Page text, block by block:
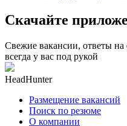
Скачайте
Свежие вакансии, ответы
всегда у вас под рукой
HeadHunter
Размещение вакансий
Поиск по резюме
О компании